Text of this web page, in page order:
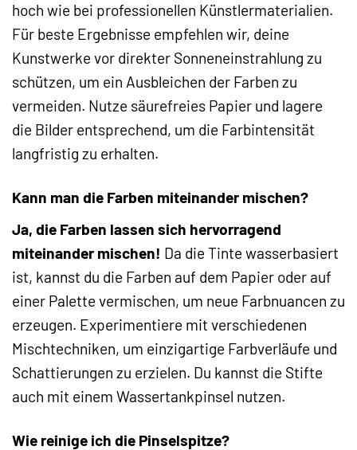
hoch wie bei professionellen Künstlermaterialien.
Für beste Ergebnisse empfehlen wir, deine
Kunstwerke vor direkter Sonneneinstrahlung zu
schützen, um ein Ausbleichen der Farben zu
vermeiden. Nutze säurefreies Papier und lagere
die Bilder entsprechend, um die Farbintensität
langfristig zu erhalten.
Kann man die Farben miteinander mischen?
Ja, die Farben lassen sich hervorragend
miteinander mischen! Da die Tinte wasserbasiert
ist, kannst du die Farben auf dem Papier oder auf
einer Palette vermischen, um neue Farbnuancen zu
erzeugen. Experimentiere mit verschiedenen
Mischtechniken, um einzigartige Farbverläufe und
Schattierungen zu erzielen. Du kannst die Stifte
auch mit einem Wassertankpinsel nutzen.
Wie reinige ich die Pinselspitze?